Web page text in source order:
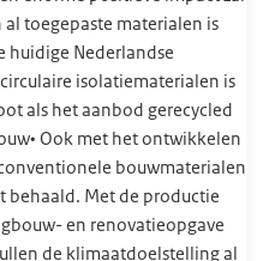
al toegepaste materialen is
huidige Nederlandse
isolatiematerialen is
als het aanbod gerecycled
Ook met het ontwikkelen
bouwmaterialen
behaald. Met de productie
en renovatieopgave
de klimaatdoelstelling al